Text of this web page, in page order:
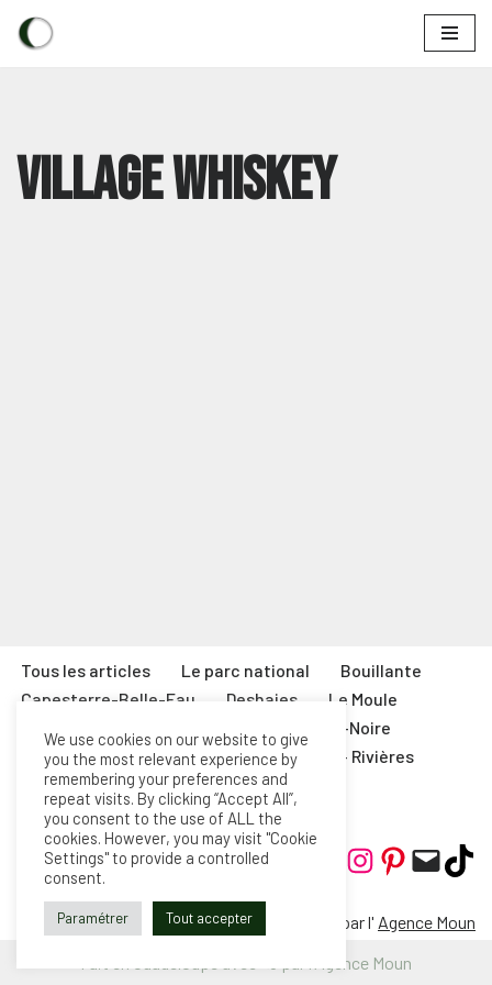
Village Whiskey
Tous les articles Le parc national
Bouillante
Capesterre-Belle-Eau
Deshaies
Le Moule
Pointe-Noire
Saint-François
Sainte-Rose
Trois- Rivières
Contact
Mentions Légales
Fait avec <3 par l' Agence Moun
Fait en Guadeloupe avec <3 par l'Agence Moun
We use cookies on our website to give
you the most relevant experience by
remembering your preferences and
repeat visits. By clicking “Accept All”,
you consent to the use of ALL the
cookies. However, you may visit "Cookie
Settings" to provide a controlled
consent.
Paramétrer Tout accepter